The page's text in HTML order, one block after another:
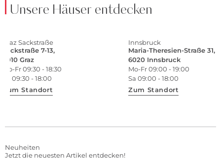
Unsere Häuser entdecken
Graz Sackstraße
Sackstraße 7-13,
8010 Graz
Mo-Fr 09:30 - 18:30
Sa 09:30 - 18:00
Zum Standort
Innsbruck
Maria-Theresien-Straße 31,
6020 Innsbruck
Mo-Fr 09:00 - 19:00
Sa 09:00 - 18:00
Zum Standort
Neuheiten
Jetzt die neuesten Artikel entdecken!